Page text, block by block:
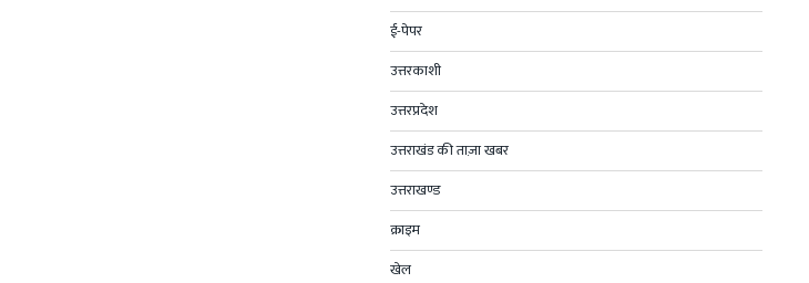
ई-पेपर
उत्तरकाशी
उत्तरप्रदेश
उत्तराखंड की ताज़ा खबर
उत्तराखण्ड
क्राइम
खेल